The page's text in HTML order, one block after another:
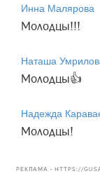
Инна Малярова
Молодцы!!!
Наташа
Молодцы👍
Надежда
Молодцы!
РЕКЛАМА • HTTPS://